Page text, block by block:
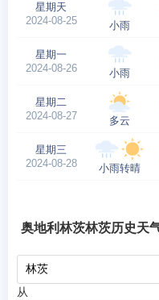
星期天
2024-08-25
小雨
星期一
2024-08-26
小雨
星期二
2024-08-27
多云
星期三
2024-08-28
小雨转晴
奥地利林茨林茨历史天
从